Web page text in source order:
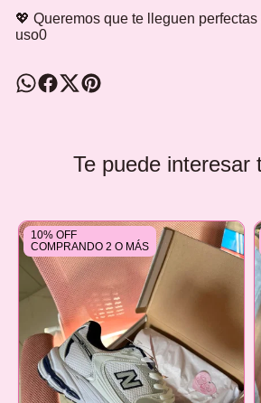
💖 Queremos que te lleguen
uso0
Te puede interesar
10% OFF
COMPRANDO 2 O MÁS